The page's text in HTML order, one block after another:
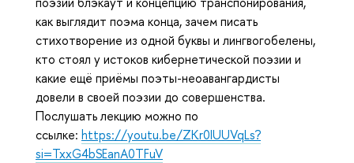
как выглядит поэма конца, зачем писать
стихотворение из одной буквы и лингвогобелены,
кто стоял у истоков кибернетической поэзии и
какие ещё приёмы поэты-неоавангардисты
довели в своей поэзии до совершенства.
Послушать лекцию можно по
ссылке: https://youtu.be/ZKr0IUUVqLs?
si=TxxG4bSEanA0TFuV